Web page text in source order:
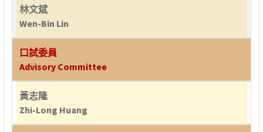
林文斌
Wen-Bin Lin
口試委員
Advisory Committee
黃志隆
Zhi-Long Huang